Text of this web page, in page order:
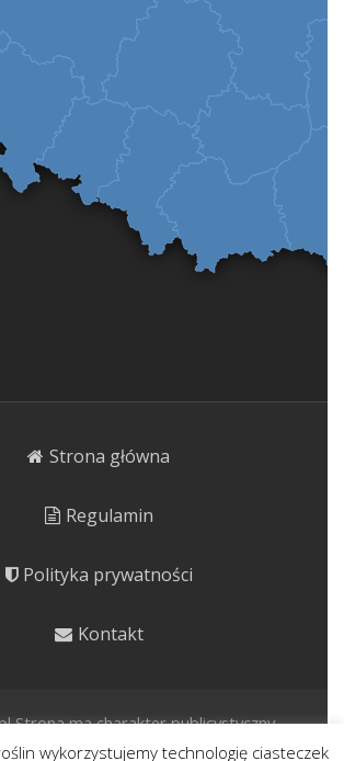
Strona główna
Regulamin
Polityka prywatności
Kontakt
Strona ma charakter publicystyczny.
o potencjale kulinarnym, leczniczym i
wykorzystujemy technologię ciasteczek